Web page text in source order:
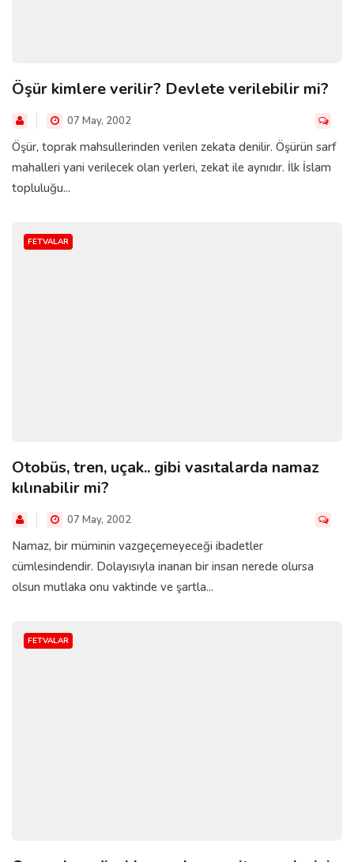
Öşür kimlere verilir? Devlete verilebilir mi?
07 May, 2002
Öşür, toprak mahsullerinden verilen zekata denilir. Öşürün sarf
mahalleri yani verilecek olan yerleri, zekat ile aynıdır. İlk İslam
topluluğu...
FETVALAR
Otobüs, tren, uçak.. gibi vasıtalarda namaz
kılınabilir mi?
07 May, 2002
Namaz, bir müminin vazgeçemeyeceği ibadetler
cümlesindendir. Dolayısıyla inanan bir insan nerede olursa
olsun mutlaka onu vaktinde ve şartla...
FETVALAR